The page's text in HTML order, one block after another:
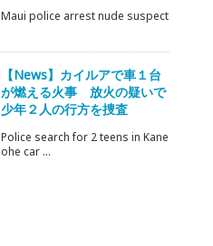
Maui police arrest nude suspect
【News】カイルアで車１台
が燃える火事 放火の疑いで
少年２人の行方を捜査
Police search for 2 teens in Kane
ohe car ...